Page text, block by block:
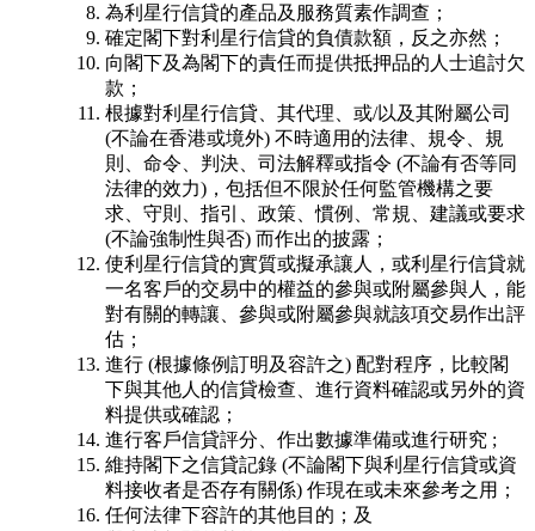
為利星行信貸的產品及服務質素作調查；
確定閣下對利星行信貸的負債款額，反之亦然；
向閣下及為閣下的責任而提供抵押品的人士追討欠
款；
根據對利星行信貸、其代理、或/以及其附屬公司
(不論在香港或境外) 不時適用的法律、規令、規
則、命令、判決、司法解釋或指令 (不論有否等同
法律的效力)，包括但不限於任何監管機構之要
求、守則、指引、政策、慣例、常規、建議或要求
(不論強制性與否) 而作出的披露；
使利星行信貸的實質或擬承讓人，或利星行信貸就
一名客戶的交易中的權益的參與或附屬參與人，能
對有關的轉讓、參與或附屬參與就該項交易作出評
估；
進行 (根據條例訂明及容許之) 配對程序，比較閣
下與其他人的信貸檢查、進行資料確認或另外的資
料提供或確認；
進行客戶信貸評分、作出數據準備或進行研究 ;
維持閣下之信貸記錄 (不論閣下與利星行信貸或資
料接收者是否存有關係) 作現在或未來參考之用；
任何法律下容許的其他目的；及